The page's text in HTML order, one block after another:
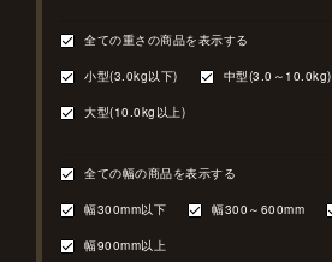
全ての重さの商品を表示する
小型(3.0kg以下) 中型(3.0～10.0kg)
大型(10.0kg以上)
全ての幅の商品を表示する
幅300mm以下 幅300～600mm
幅900mm以上